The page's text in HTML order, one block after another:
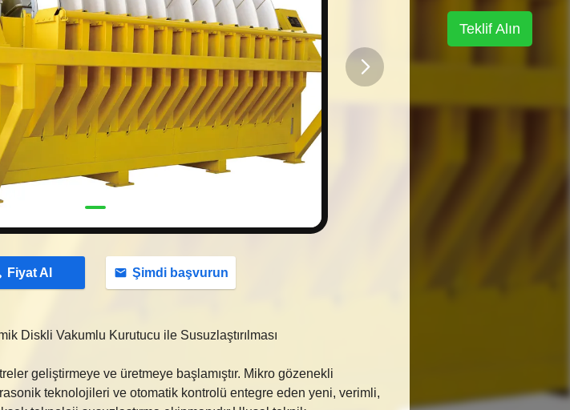
Fiyat Al Şimdi başvurun
Diskli Vakumlu Kurutucu ile Susuzlaştırılması
geliştirmeye ve üretmeye başlamıştır. Mikro gözenekli
teknolojileri ve otomatik kontrolü entegre eden yeni, verimli,
Teklif Alın